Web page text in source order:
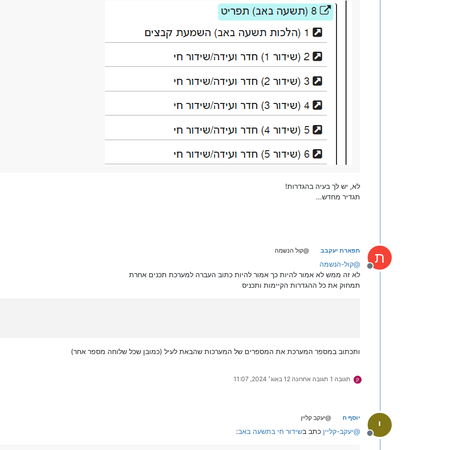
לא, יש לך בעיה בהגדרות!
תגדיר מחדש...
ת
מנותק
תפארת יעקבב @קול הנשמה
@קול-הנשמה
לא זה ממש לא אמור להיות כך אמור להיות כתוב העברה למערכת תכנים אחרת
תמחוק את כל ההגדרות הקיימות ותכניס
ותכתוב במספר המערכת את המספרים של המערכות שהבאת לעיל (כמובן שכל שלוחה מספר אחר)
ק תגובה 1 תגובה אחרונה 12 באוג׳ 2024, 11:07
י
מנותק
יוסף ח @יעקב קליין
@יעקב-קליין כתב בשידור חי בתשעה באב: